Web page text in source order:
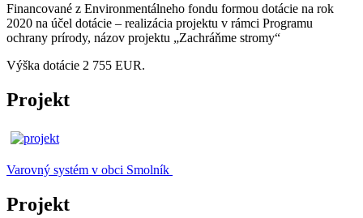
Financované z Environmentálneho fondu formou dotácie na rok
2020 na účel dotácie – realizácia projektu v rámci Programu
ochrany prírody, názov projektu „Zachráňme stromy“
Výška dotácie 2 755 EUR.
Projekt
Varovný systém v obci Smolník
Projekt